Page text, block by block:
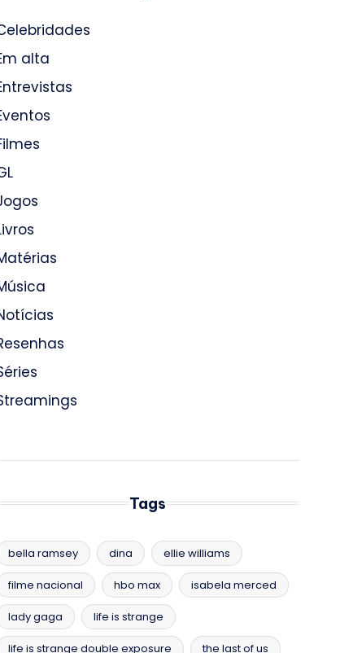
alta
Tags
bella ramsey dina ellie williams
filme nacional hbo max isabela merced
lady gaga life is strange
life is strange double exposure the last of us